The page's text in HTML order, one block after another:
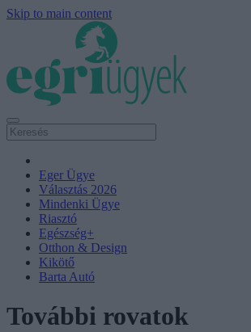
Skip to main content
Eger Ügye
Választás 2026
Mindenki Ügye
Riasztó
Egészség+
Otthon & Design
Kikötő
Barta Autó
További rovatok